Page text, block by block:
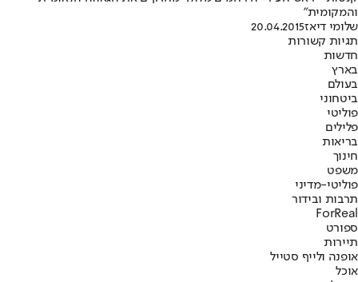
והמקומית"
שלומי דיאז20.04.2015
תגיות קשורות
חדשות
בארץ
בעולם
ביטחוני
פוליטי
פלילים
בריאות
חינוך
משפט
פוליטי-מדיני
תרבות ובידור
ForReal
ספורט
תיירות
אופנה ולייף סטייל
אוכל